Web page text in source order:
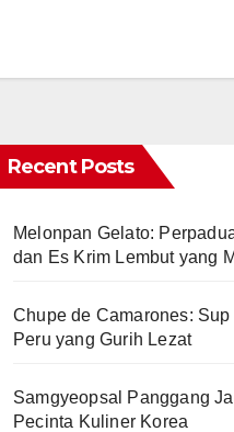
Recent Posts
Melonpan Gelato:
dan Es Krim Lembut yang
Chupe de Camarones:
Peru yang Gurih Lezat
Samgyeopsal Panggang
Pecinta Kuliner Korea